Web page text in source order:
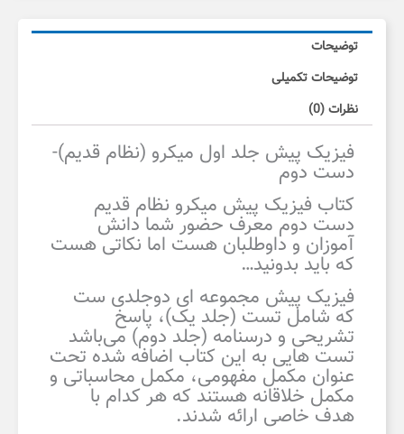
دوم
توضیحات
توضیحات تکمیلی
نظرات (0)
فیزیک پیش جلد اول میکرو (نظام قدیم)-
دست دوم
کتاب فیزیک پیش میکرو نظام قدیم
دست دوم معرف حضور شما دانش
آموزان و داوطلبان هست اما نکاتی هست
که باید بدونید…
فیزیک پیش مجموعه ای دوجلدی ست
که شامل تست (جلد یک)، پاسخ
تشریحی و درسنامه (جلد دوم) می‌باشد
تست هایی به این کتاب اضافه شده تحت
عنوان مکمل مفهومی، مکمل محاسباتی و
مکمل خلاقانه هستند که هر کدام با
هدف خاصی ارائه شدند.